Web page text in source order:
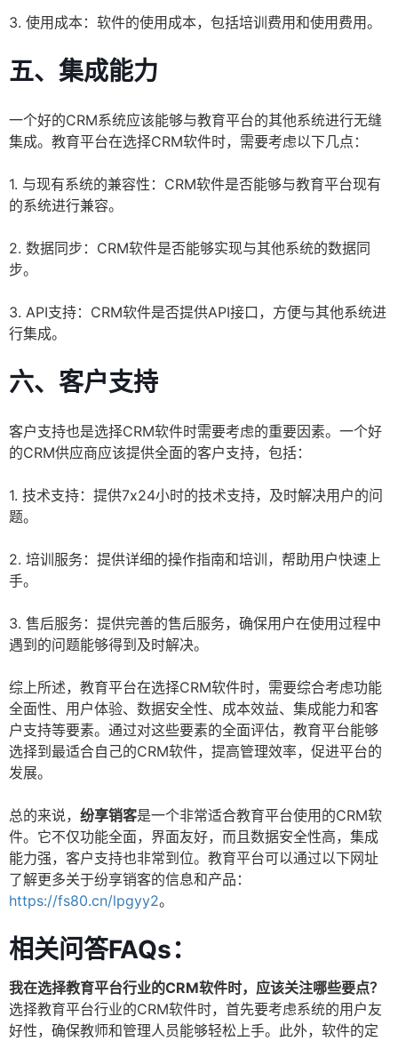
3. 使用成本：软件的使用成本，包括培训费用和使用费用。
五、集成能力
一个好的CRM系统应该能够与教育平台的其他系统进行无缝
集成。教育平台在选择CRM软件时，需要考虑以下几点：
1. 与现有系统的兼容性：CRM软件是否能够与教育平台现有
的系统进行兼容。
2. 数据同步：CRM软件是否能够实现与其他系统的数据同
步。
3. API支持：CRM软件是否提供API接口，方便与其他系统进
行集成。
六、客户支持
客户支持也是选择CRM软件时需要考虑的重要因素。一个好
的CRM供应商应该提供全面的客户支持，包括：
1. 技术支持：提供7x24小时的技术支持，及时解决用户的问
题。
2. 培训服务：提供详细的操作指南和培训，帮助用户快速上
手。
3. 售后服务：提供完善的售后服务，确保用户在使用过程中
遇到的问题能够得到及时解决。
综上所述，教育平台在选择CRM软件时，需要综合考虑功能
全面性、用户体验、数据安全性、成本效益、集成能力和客
户支持等要素。通过对这些要素的全面评估，教育平台能够
选择到最适合自己的CRM软件，提高管理效率，促进平台的
发展。
总的来说， 纷享销客是一个非常适合教育平台使用的CRM软
件。它不仅功能全面，界面友好，而且数据安全性高，集成
能力强，客户支持也非常到位。教育平台可以通过以下网址
了解更多关于纷享销客的信息和产品：
https://fs80.cn/lpgyy2。
相关问答FAQs：
我在选择教育平台行业的CRM软件时，应该关注哪些要点？
选择教育平台行业的CRM软件时，首先要考虑系统的用户友
好性，确保教师和管理人员能够轻松上手。此外，软件的定